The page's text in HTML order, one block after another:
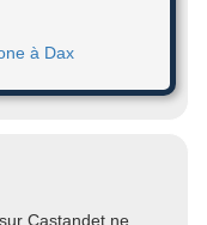
à Dax
Castandet ne